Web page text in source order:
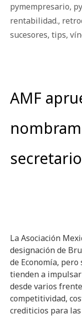
pymempresario,
rentabilidad.,
sucesores, tips,
AMF
La Asociación
designación de
de Economía,
tienden a
desde varios
competitividad,
crediticios para las